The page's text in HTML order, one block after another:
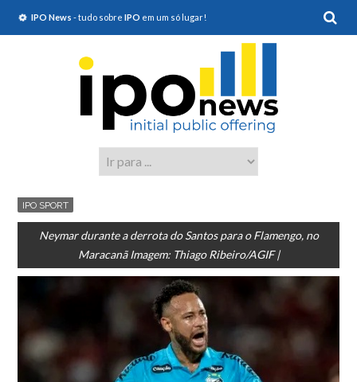
IPO News - tudo sobre IPO em um só lugar!
IPO SPORT
Neymar durante a derrota do Santos para o Flamengo, no
Maracanã Imagem: Thiago Ribeiro/AGIF |